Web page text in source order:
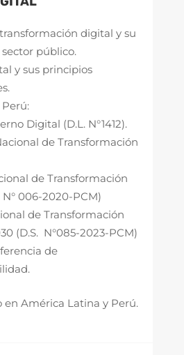
digital y su
público.
y sus principios
Digital (D.L. N°1412).
de Transformación
de Transformación
006-2020-PCM)
de Transformación
(D.S. N°085-2023-PCM)
de
en América Latina y Perú.